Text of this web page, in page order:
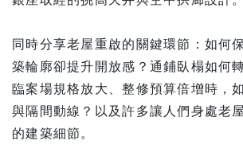
同時分享老屋重啟的關鍵環節：如何
築輪廓卻提升開放感？通鋪臥榻如何
臨案場規格放大、整修預算倍增時，
與隔間動線？以及許多讓人們身處老
的建築細節。